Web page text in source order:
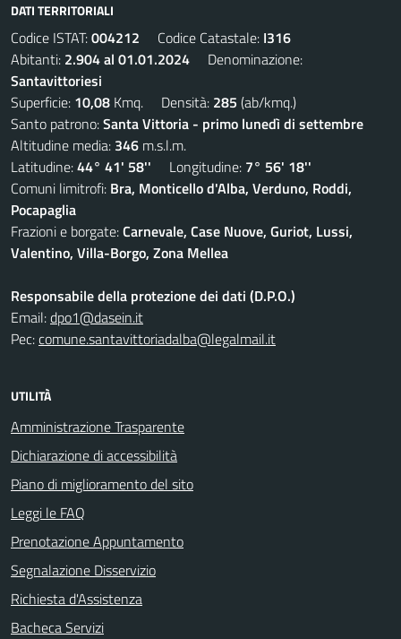
DATI TERRITORIALI
Codice ISTAT:004212 Codice Catastale: I316
Abitanti: 2.904 al 01.01.2024 Denominazione:
Santavittoriesi
Superficie: 10,08 Kmq. Densità: 285 (ab/kmq.)
Santo patrono:Santa Vittoria - primo lunedì di settembre
Altitudine media: 346 m.s.l.m.
Latitudine:44° 41' 58'' Longitudine: 7° 56' 18''
Comuni limitrofi: Bra, Monticello d'Alba, Verduno, Roddi,
Pocapaglia
Frazioni e borgate:Carnevale, Case Nuove, Guriot, Lussi,
Valentino, Villa-Borgo, Zona Mellea
Responsabile della protezione dei dati (D.P.O.)
Email:dpo1@dasein.it
Pec:comune.santavittoriadalba@legalmail.it
UTILITÀ
Amministrazione Trasparente
Dichiarazione di accessibilità
Piano di miglioramento del sito
Leggi le FAQ
Prenotazione Appuntamento
Segnalazione Disservizio
Richiesta d'Assistenza
Bacheca Servizi